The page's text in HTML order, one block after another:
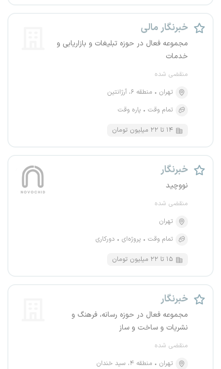
خبرنگار مالی
مجموعه فعال در حوزه تبلیغات و بازاریابی و
خدمات
منقضی شده
تهران
منطقه ۶، آرژانتین
تمام وقت
پاره وقت
۱۴ تا ۲۲ میلیون تومان
خبرنگار
نووچید
منقضی شده
تهران
تمام وقت
پروژه‌ای دورکاری
۱۵ تا ۲۲ میلیون تومان
خبرنگار
مجموعه فعال در حوزه رسانه، فرهنگ و
نشریات و ساخت و ساز
منقضی شده
تهران
منطقه ۴، سید خندان